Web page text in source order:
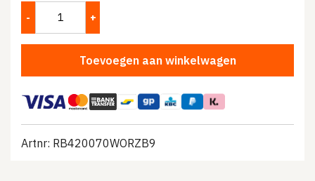
Toevoegen aan winkelwagen
Artnr: RB420070WORZB9